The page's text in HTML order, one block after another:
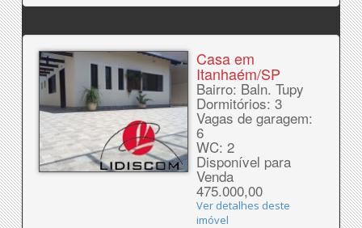
Casa em
Itanhaém/SP
Bairro: Baln. Tupy
Dormitórios: 3
Vagas de garagem:
6
WC: 2
Disponível para
Venda
475.000,00
Ver detalhes deste
imóvel